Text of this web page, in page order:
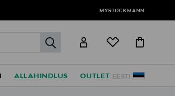
MYSTOCKMANN
label.header.go
EESTI
ALLAHINDLUS OUTLET